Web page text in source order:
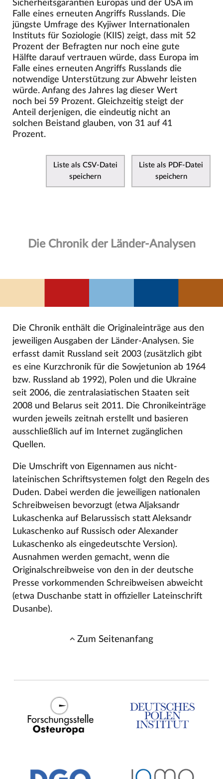
Sicherheitsgarantien Europas und der USA im
Falle eines erneuten Angriffs Russlands. Die
jüngste Umfrage des Kyjiwer Internationalen
Instituts für Soziologie (KIIS) zeigt, dass mit 52
Prozent der Befragten nur noch eine gute
Hälfte darauf vertrauen würde, dass Europa im
Falle eines erneuten Angriffs Russlands die
notwendige Unterstützung zur Abwehr leisten
würde. Anfang des Jahres lag dieser Wert
noch bei 59 Prozent. Gleichzeitig steigt der
Anteil derjenigen, die eindeutig nicht an
solchen Beistand glauben, von 31 auf 41
Prozent.
Liste als CSV-Datei
speichern
Liste als PDF-Datei
speichern
Die Chronik der Länder-Analysen
Die Chronik enthält die Originaleinträge aus den
jeweiligen Ausgaben der Länder-Analysen. Sie
erfasst damit Russland seit 2003 (zusätzlich gibt
es eine Kurzchronik für die Sowjetunion ab 1964
bzw. Russland ab 1992), Polen und die Ukraine
seit 2006, die zentralasiatischen Staaten seit
2008 und Belarus seit 2011. Die Chronikeinträge
wurden jeweils zeitnah erstellt und basieren
ausschließlich auf im Internet zugänglichen
Quellen.
Die Umschrift von Eigennamen aus nicht-
lateinischen Schriftsystemen folgt den Regeln des
Duden. Dabei werden die jeweiligen nationalen
Schreibweisen bevorzugt (etwa Aljaksandr
Lukaschenka auf Belarussisch statt Aleksandr
Lukaschenko auf Russisch oder Alexander
Lukaschenko als eingedeutschte Version).
Ausnahmen werden gemacht, wenn die
Originalschreibweise von den in der deutsche
Presse vorkommenden Schreibweisen abweicht
(etwa Duschanbe statt in offizieller Lateinschrift
Dusanbe).
Zum Seitenanfang